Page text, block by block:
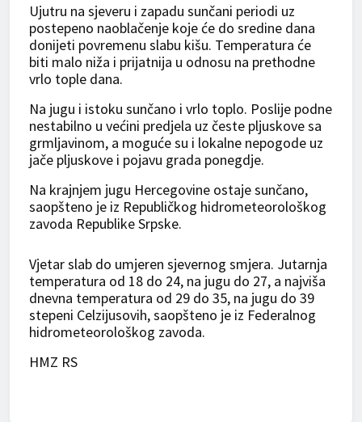
Ujutru na sjeveru i zapadu sunčani periodi uz
postepeno naoblačenje koje će do sredine dana
donijeti povremenu slabu kišu. Temperatura će
biti malo niža i prijatnija u odnosu na prethodne
vrlo tople dana.
Na jugu i istoku sunčano i vrlo toplo. Poslije podne
nestabilno u većini predjela uz česte pljuskove sa
grmljavinom, a moguće su i lokalne nepogode uz
jače pljuskove i pojavu grada ponegdje.
Na krajnjem jugu Hercegovine ostaje sunčano,
saopšteno je iz Republičkog hidrometeorološkog
zavoda Republike Srpske.
Vjetar slab do umjeren sjevernog smjera. Јutarnja
temperatura od 18 do 24, na jugu do 27, a najviša
dnevna temperatura od 29 do 35, na jugu do 39
stepeni Celzijusovih, saopšteno je iz Federalnog
hidrometeorološkog zavoda.
HMZ RS